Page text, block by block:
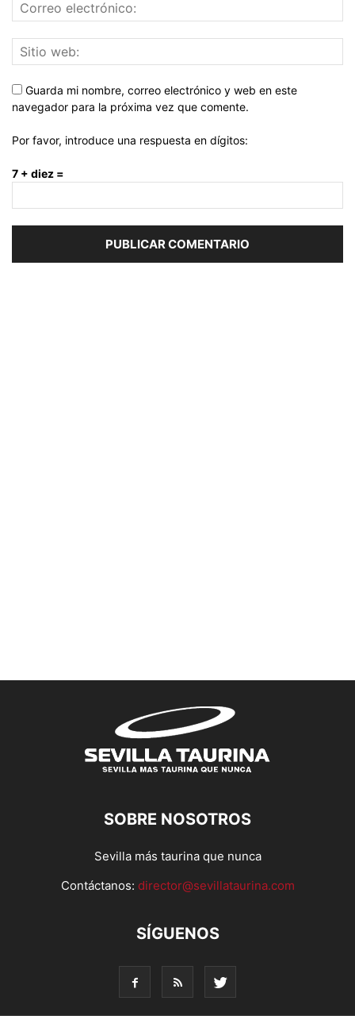
Guarda mi nombre, correo electrónico y web en este
navegador para la próxima vez que comente.
Por favor, introduce una respuesta en dígitos:
7 + diez =
SOBRE NOSOTROS
Sevilla más taurina que nunca
Contáctanos: director@sevillataurina.com
SÍGUENOS